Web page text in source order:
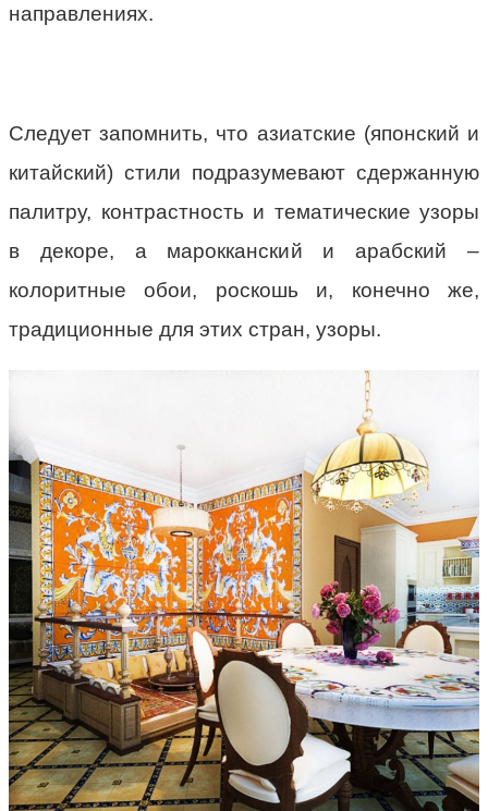
направлениях.
Следует запомнить, что азиатские (японский и
китайский) стили подразумевают сдержанную
палитру, контрастность и тематические узоры
в декоре, а марокканский и арабский –
колоритные обои, роскошь и, конечно же,
традиционные для этих стран, узоры.